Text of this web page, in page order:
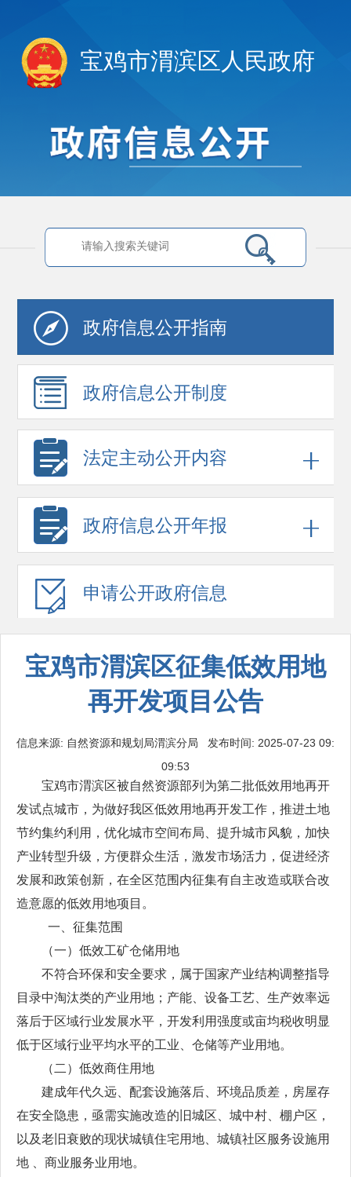
宝鸡市渭滨区人民政府
政府信息公开指南
政府信息公开制度
法定主动公开内容
政府信息公开年报
申请公开政府信息
宝鸡市渭滨区征集低效用地
再开发项目公告
信息来源: 自然资源和规划局渭滨分局 发布时间: 2025-07-23 09:
09:53
宝鸡市渭滨区被自然资源部列为第二批低效用地再开
发试点城市，为做好我区低效用地再开发工作，推进土地
节约集约利用，优化城市空间布局、提升城市风貌，加快
产业转型升级，方便群众生活，激发市场活力，促进经济
发展和政策创新，在全区范围内征集有自主改造或联合改
造意愿的低效用地项目。
一、征集范围
（一）低效工矿仓储用地
不符合环保和安全要求，属于国家产业结构调整指导
目录中淘汰类的产业用地；产能、设备工艺、生产效率远
落后于区域行业发展水平，开发利用强度或亩均税收明显
低于区域行业平均水平的工业、仓储等产业用地。
（二）低效商住用地
建成年代久远、配套设施落后、环境品质差，房屋存
在安全隐患，亟需实施改造的旧城区、城中村、棚户区，
以及老旧衰败的现状城镇住宅用地、城镇社区服务设施用
地 、商业服务业用地。